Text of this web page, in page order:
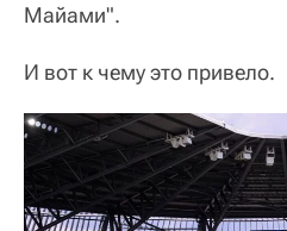
Майами".
И вот к чему это привело.